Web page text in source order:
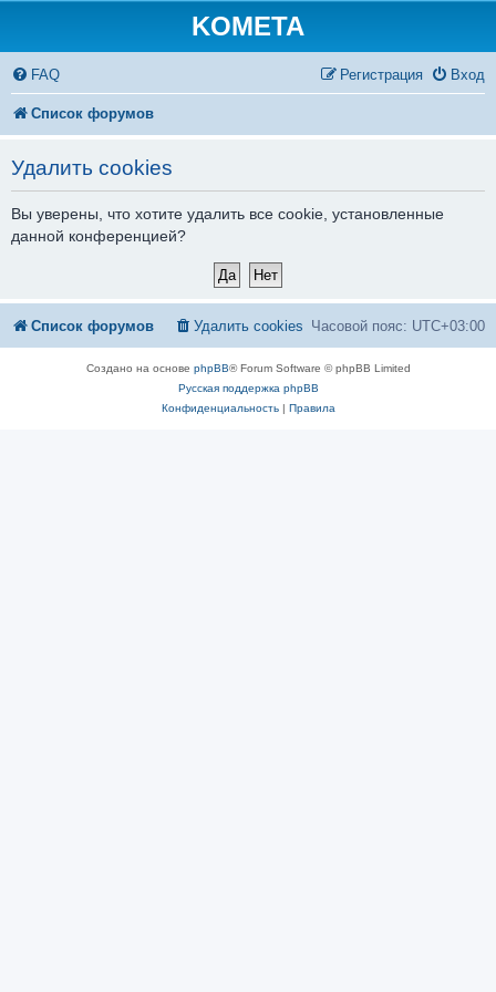
KOMETA
FAQ Вход
Регистрация
Список форумов
Удалить cookies
Вы уверены, что хотите удалить все cookie, установленные
данной конференцией?
Список форумов Часовой пояс: UTC+03:00
Удалить cookies
Создано на основе phpBB® Forum Software © phpBB Limited
Русская поддержка phpBB
Конфиденциальность| Правила